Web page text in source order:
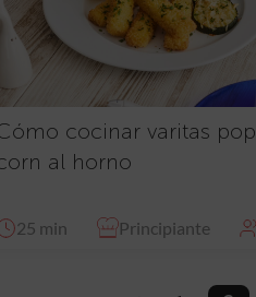
cocinar varitas pop
al horno
25 min Principiante